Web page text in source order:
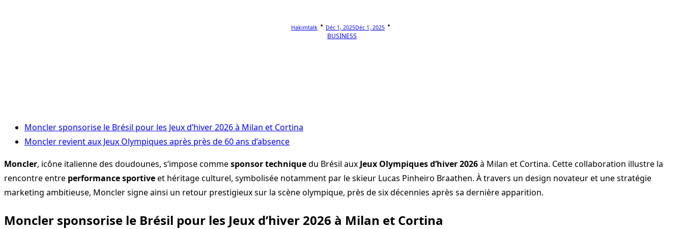
Hakimtalk Déc 1, 2025Déc 1, 2025
BUSINESS
Moncler sponsorise le Brésil pour les Jeux d’hiver 2026 à Milan et Cortina
Moncler revient aux Jeux Olympiques après près de 60 ans d’absence
Moncler, icône italienne des doudounes, s’impose commesponsor techniquedu Brésil aux Jeux Olympiques d’hiver 2026à Milan et Cortina. Cette collaboration illustre la
rencontre entre performance sportiveet héritage culturel, symbolisée notamment par le skieur Lucas Pinheiro Braathen. À travers un design novateur et une stratégie
marketing ambitieuse, Moncler signe ainsi un retour prestigieux sur la scène olympique, près de six décennies après sa dernière apparition.
Moncler sponsorise le Brésil pour les Jeux d’hiver 2026 à Milan et Cortina